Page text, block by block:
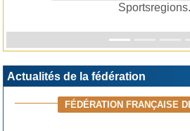
Actualités de la fédération
FÉDÉRATION FRANÇAISE